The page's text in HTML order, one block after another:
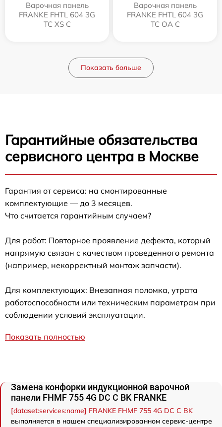
Варочная панель
FRANKE FHTL 604 3G
TC XS C
Варочная панель
FRANKE FHTL 604 3G
TC OA C
Показать больше
Гарантийные обязательства
сервисного центра в Москве
Гарантия от сервиса: на смонтированные
комплектующие — до 3 месяцев.
Что считается гарантийным случаем?
Для работ: Повторное проявление дефекта, который
напрямую связан с качеством проведенного ремонта
(например, некорректный монтаж запчасти).
Для комплектующих: Внезапная поломка, утрата
работоспособности или техническим параметрам при
соблюдении условий эксплуатации.
Показать полностью
Замена конфорки индукционной варочной
панели FHMF 755 4G DC C BK FRANKE
[dataset:services:name] FRANKE FHMF 755 4G DC C BK
выполняется в нашем специализированном сервис-центре